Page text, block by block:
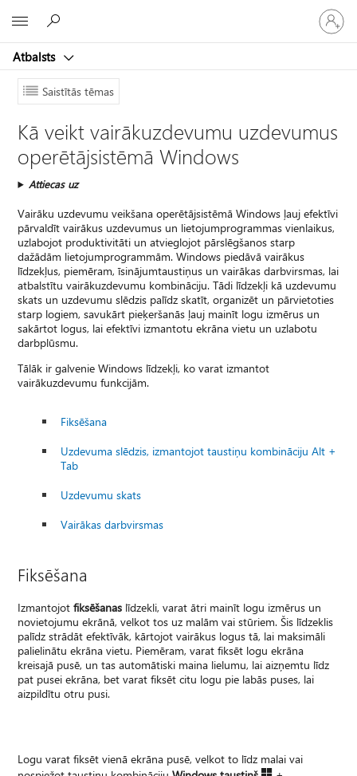
Atbalsts
savā
kontā
Saistītās tēmas
Kā veikt vairākuzdevumu uzdevumus
operētājsistēmā Windows
Attiecas uz
Vairāku uzdevumu veikšana operētājsistēmā Windows ļauj efektīvi
pārvaldīt vairākus uzdevumus un lietojumprogrammas vienlaikus,
uzlabojot produktivitāti un atvieglojot pārslēgšanos starp
dažādām lietojumprogrammām. Windows piedāvā vairākus
līdzekļus, piemēram, īsinājumtaustiņus un vairākas darbvirsmas, lai
atbalstītu vairākuzdevumu kombināciju. Tādi līdzekļi kā uzdevumu
skats un uzdevumu slēdzis palīdz skatīt, organizēt un pārvietoties
starp logiem, savukārt pieķeršanās ļauj mainīt logu izmērus un
sakārtot logus, lai efektīvi izmantotu ekrāna vietu un uzlabotu
darbplūsmu.
Tālāk ir galvenie Windows līdzekļi, ko varat izmantot
vairākuzdevumu funkcijām.
Fiksēšana
Uzdevuma slēdzis, izmantojot taustiņu kombināciju Alt +
Tab
Uzdevumu skats
Vairākas darbvirsmas
Fiksēšana
Izmantojotfiksēšanas līdzekli, varat ātri mainīt logu izmērus un
novietojumu ekrānā, velkot tos uz malām vai stūriem. Šis līdzeklis
palīdz strādāt efektīvāk, kārtojot vairākus logus tā, lai maksimāli
palielinātu ekrāna vietu. Piemēram, varat fiksēt logu ekrāna
kreisajā pusē, un tas automātiski maina lielumu, lai aizņemtu līdz
pat pusei ekrāna, bet varat fiksēt citu logu pie labās puses, lai
aizpildītu otru pusi.
Logu varat fiksēt vienā ekrāna pusē, velkot to līdz malai vai